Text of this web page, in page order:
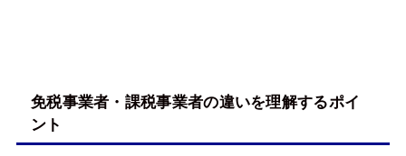
免税事業者・課税事業者の違いを理解するポイ
ント